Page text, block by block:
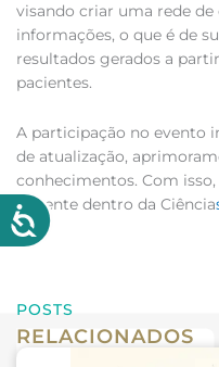
visando criar uma rede
informações, o que é de
resultados gerados a
pacientes.
A participação no evento
de atualização,
conhecimentos. Com
docente dentro da Ciência
POSTS
RELACIONADOS